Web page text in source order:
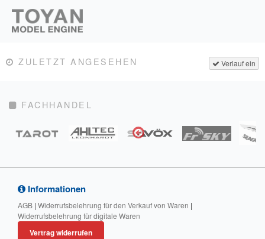
Verlauf ein
ZULETZT ANGESEHEN
FACHHANDEL
Informationen
AGB | Widerrufsbelehrung für den Verkauf von Waren |
Widerrufsbelehrung für digitale Waren
Vertrag widerrufen